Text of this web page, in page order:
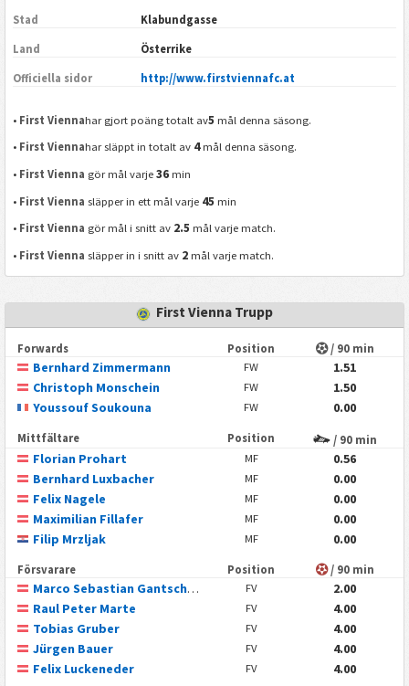
Stad Klabundgasse
Land Österrike
Officiella sidor http://www.firstviennafc.at
• First Viennahar gjort poäng totalt av5 mål denna säsong.
• First Viennahar släppt in totalt av 4mål denna säsong.
• First Vienna gör mål varje36 min
• First Vienna släpper in ett mål varje 45 min
• First Vienna gör mål i snitt av 2.5 mål varje match.
• First Vienna släpper in i snitt av 2 mål varje match.
First Vienna Trupp
Forwards Position / 90 min
Bernhard Zimmermann FW
1.51
Christoph Monschein
FW
1.50
Youssouf Soukouna
FW 0.00
Mittfältare Position / 90 min
Florian Prohart MF
0.56
Bernhard Luxbacher
MF
0.00
Felix Nagele
MF
0.00
Maximilian Fillafer
MF
0.00
Filip Mrzljak
MF 0.00
Försvarare Position / 90 min
Marco Sebastian Gantschnig FV
2.00
Raul Peter Marte
FV
4.00
Tobias Gruber
FV
4.00
Jürgen Bauer
FV
4.00
Felix Luckeneder
FV 4.00